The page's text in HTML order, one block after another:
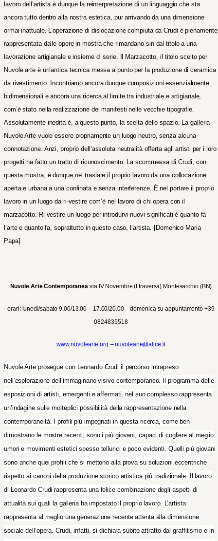
lavoro dell’artista è dunque la reinterpretazione di un linguaggio che sta
ancora tutto dentro alla nostra estetica, pur arrivando da una dimensione
ormai inattuale. L’operazione di dislocazione compiuta da Crudi è pienamente
rappresentata dalle opere in mostra che rimandano sin dal titolo a una
lavorazione artigianale e insieme di serie. Il Marzacotto, il titolo scelto per
Nuvole arte è un’antica tecnica messa a punto per la produzione di ceramica
da rivestimento. Incontriamo ancora dunque composizioni essenzialmente
bidimensionali e ancora una ricerca al limite tra industriale e artigianale,
com’è stato nella realizzazione dei manifesti nelle vecchie tipografie.
Assolutamente inedita è, a questo punto, la scelta dello spazio. La galleria
Nuvole Arte vuole essere propriamente un luogo neutro, senza alcuna
connotazione. Anzi, proprio dell’assoluta neutralità offerta agli artisti per i loro
progetti ha fatto un tratto di riconoscimento. La scommessa di Crudi, con
questa mostra, è dunque nel traslare il proprio lavoro da una collocazione
aperta e urbana a una confinata e senza interferenze. È nel portare il proprio
lavoro in un luogo da ri-vestire com’è nel lavoro di chi opera con il
marzacotto. Ri-vestire un luogo per introdurvi nuovi significati è quanto fa
l’arte e quanto fa, soprattutto in questo caso, l’artista. [Domenico Maria
Papa]
Nuvole Arte Contemporanea via IV Novembre (I traversa) Montesarchio (BN)
orari: lunedì/sabato 9.00/13.00 – 17.00/20.00 – domenica su appuntamento +39
0824835518
www.nuvolearte.org –nuvolearte@alice.it
Nuvole Arte prosegue con Leonardo Crudi il percorso intrapreso
nell’esplorazione dell’immaginario visivo contemporaneo. Il programma delle
esposizioni di artisti, emergenti e affermati, nel suo complesso rappresenta
un’indagine sulle molteplici possibilità della rappresentazione nella
contemporaneità. I profili più impegnati in questa ricerca, come ben
dimostrano le mostre recenti, sono i più giovani, capaci di cogliere al meglio
umori e movimenti estetici spesso tellurici e poco evidenti. Quelli più giovani
sono anche quei profili che si mettono alla prova su soluzioni eccentriche
rispetto ai canoni della produzione storico artistica più tradizionale. Il lavoro
di Leonardo Crudi rappresenta una felice combinazione degli aspetti di
attualità sui quali la galleria ha impostato il proprio lavoro. L’artista
rappresenta al meglio una generazione recente attenta alla dimensione
sociale dell’opera. Crudi, infatti, si dichiara subito attratto dal graffitismo e in